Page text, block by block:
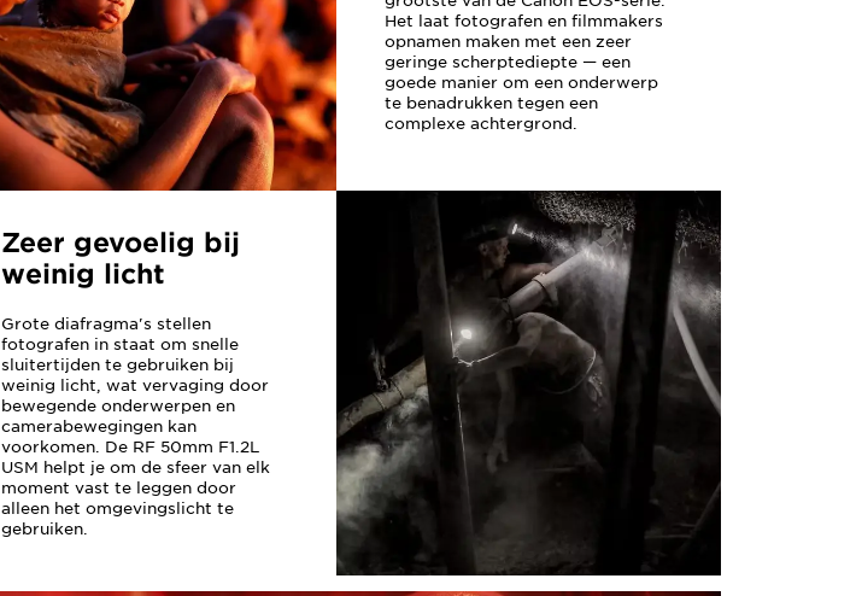
Het laat fotografen en filmmakers
opnamen maken met een zeer
geringe scherptediepte — een
goede manier om een onderwerp
te benadrukken tegen een
complexe achtergrond.
Zeer gevoelig bij
weinig licht
Grote diafragma's stellen
fotografen in staat om snelle
sluitertijden te gebruiken bij
weinig licht, wat vervaging door
bewegende onderwerpen en
camerabewegingen kan
voorkomen. De RF 50mm F1.2L
USM helpt je om de sfeer van elk
moment vast te leggen door
alleen het omgevingslicht te
gebruiken.